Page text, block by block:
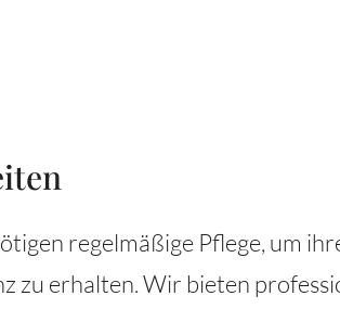
regelmäßige Pflege, um
zu erhalten. Wir bieten